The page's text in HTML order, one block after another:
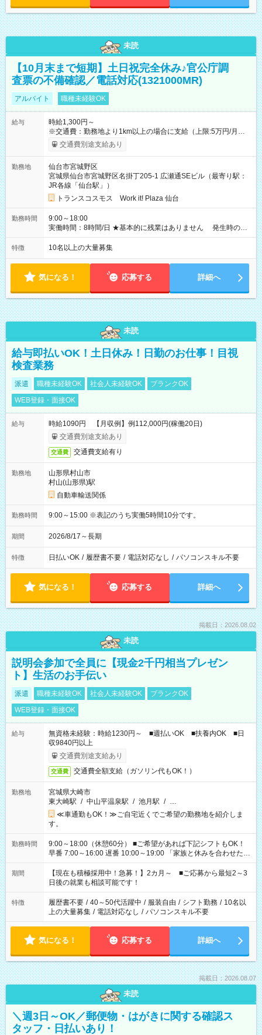
未読
【10月末まで短期】土日祝完全休み♪官公庁調
査票の不備確認／電話対応(1321000MR)
アルバイト 職種未経験OK
給与
時給1,300円～
※交通費：勤務地より1km以上の場合に支給（上限:5万円/月・
2,500円/日） ※残業代：残業発生時は1分単位で支給 ※研修中の
給与変動なし ＜ 収入例 ＞ ■週5日勤務の場合… 月収22万8,800
4日勤務の場合… 月収16万6,400円以上可能 ※交通費別途支給
（時給1,300円×8時間×16日） 【試用期間】試用期間なし
交通費別途支給あり
勤務地
仙台市宮城野区
宮城県仙台市宮城野区名掛丁205-1 広瀬通SEビル（最寄り駅：
JR各線「仙台駅」）
トランスコスモス Work it! Plaza 仙台
勤務時間
9:00～18:00
実働時間：8時間/日 ★基本的に残業はありません 発生時の残
業代は1分単位で支給いたします
特徴 10名以上の大量募集
気になる！ 応募する 詳細へ
未読
給与即払いOK！土日休み！日勤のお仕事！目視
検査業務
派遣 職種未経験OK 社会人未経験OK
ブランクOK
WEB登録・面接OK
給与
時給1090円 【月収例】例112,000円(稼働20日)
交通費別途支給あり
交通費 交通費支給有り
勤務地
山形県村山市
村山(山形県)駅
自動車輸送関係
勤務時間 9:00～15:00 ※表記のうち実働5時間10分です。
期間 2026/8/17～長期
特徴 日払いOK / 履歴書不要 / 電話対応なし / パソコンスキル不要
気になる！ 応募する 詳細へ
掲載日：2026.08.02
未読
説明会参加で全員に【現金2千円相当プレゼン
ト】生活のお手伝い
派遣 職種未経験OK 社会人未経験OK
ブランクOK
WEB登録・面接OK
給与
無資格未経験：時給1230円～ ■週払いOK ■扶養内OK ■日
収9840円以上
交通費別途支給あり
交通費 交通費全額支給（ガソリン代もOK！）
勤務地
宮城県大崎市
東大崎駅 / 中山平温泉駅 / 池月駅 / …
≪車通勤もOK！≫ご自宅近くでご希望の勤務地を紹介しま
す。
勤務時間
9:00～18:00（休憩60分） ■ご希望があれば下記シフトもOK！
早番 7:00～16:00 遅番 10:00～19:00 「家族と休みを合わせた
い」 「余裕を持って夕飯の準備がしたい」 「できれば残業はし
たくない」 など、ご希望を教えてくださいね。 ※Wワーク希望
の方へ 今ご覧のお仕事で希望する勤務時間と、もう1つのお仕事
の勤務時間。 合計で週40時間を超える場合は応募できません。
期間
【現在も積極採用中！急募！】2カ月～ ■ご応募から最短2～3
日後の就業も相談可能です！
特徴 履歴書不要 / 40～50代活躍中 / 服装自由 / シフト勤務 / 10名以
上の大量募集 / 電話対応なし / パソコンスキル不要
気になる！ 応募する 詳細へ
掲載日：2026.08.07
未読
＼週3日～OK／郵便物・はがきに関する確認ス
タッフ・日払いあり！